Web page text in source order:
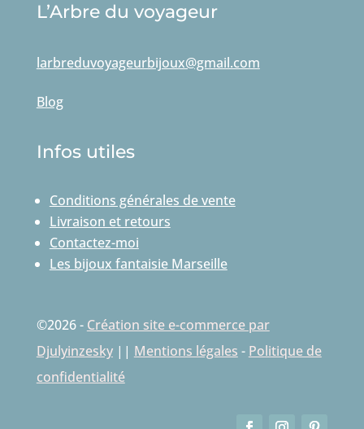
L’Arbre du voyageur
larbreduvoyageurbijoux@gmail.com
Blog
Infos utiles
Conditions générales de vente
Livraison et retours
Contactez-moi
Les bijoux fantaisie Marseille
©2026 - Création site e-commerce par
Djulyinzesky|| Mentions légales - Politique de
confidentialité